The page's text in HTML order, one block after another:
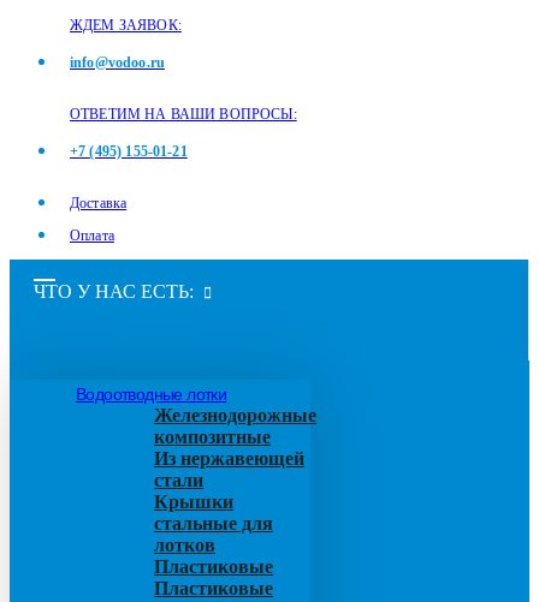
ЖДЕМ ЗАЯВОК:
info@vodoo.ru
ОТВЕТИМ НА ВАШИ ВОПРОСЫ:
+7 (495) 155-01-21
Доставка
Оплата
ЧТО У НАС ЕСТЬ:
Водоотводные лотки
Железнодорожные
композитные
Из нержавеющей
стали
Крышки
стальные для
лотков
Пластиковые
Пластиковые